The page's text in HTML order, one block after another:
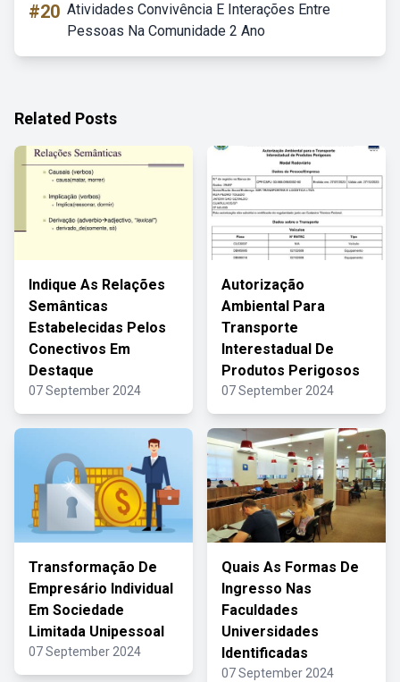
#20 Atividades Convivência E Interações Entre
Pessoas Na Comunidade 2 Ano
Related Posts
Indique As Relações
Semânticas
Estabelecidas Pelos
Conectivos Em
Destaque
07 September 2024
Autorização
Ambiental Para
Transporte
Interestadual De
Produtos Perigosos
07 September 2024
Transformação De
Empresário Individual
Em Sociedade
Limitada Unipessoal
07 September 2024
Quais As Formas De
Ingresso Nas
Faculdades
Universidades
Identificadas
07 September 2024